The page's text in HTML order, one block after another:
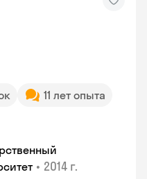
11 лет опыта
• 2014 г.